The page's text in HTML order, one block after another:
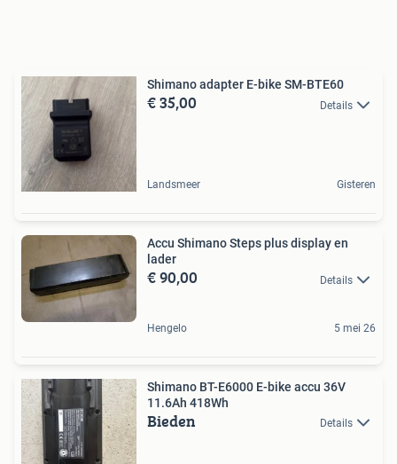
Shimano adapter E-bike SM-BTE60
€ 35,00 Details
Landsmeer Gisteren
Accu Shimano Steps plus display en
lader
€ 90,00 Details
Hengelo 5 mei 26
Shimano BT-E6000 E-bike accu 36V
11.6Ah 418Wh
Bieden Details